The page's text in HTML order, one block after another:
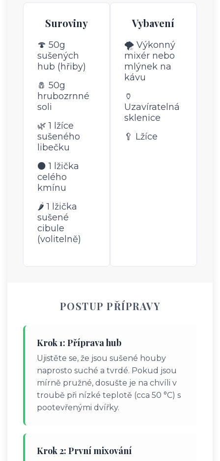
Suroviny
🍄 50g
sušených
hub (hřiby)
🧂 50g
hrubozrnné
soli
🌿 1 lžíce
sušeného
libečku
⚫ 1 lžička
celého
kmínu
🌶️ 1 lžička
sušené
cibule
(volitelně)
Vybavení
🌪️ Výkonný
mixér nebo
mlýnek na
kávu
🏺
Uzavíratelná
sklenice
🥄 Lžíce
POSTUP PŘÍPRAVY
Krok 1: Příprava hub
Ujistěte se, že jsou sušené houby
naprosto suché a tvrdé. Pokud jsou
mírně pružné, dosušte je na chvíli v
troubě při nízké teplotě (cca 50 °C) s
pootevřenými dvířky.
Krok 2: První mixování